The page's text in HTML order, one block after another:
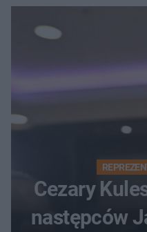
Cezary
następców